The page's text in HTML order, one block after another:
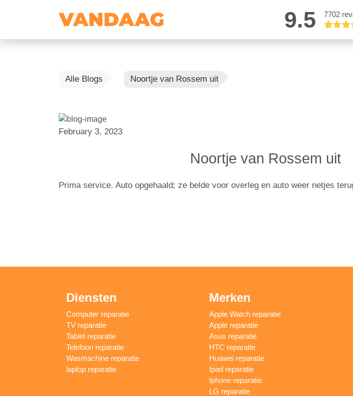
9.5 7702
Alle Blogs Noortje van Rossem uit
February 3, 2023
Noortje van Rossem uit
Prima service. Auto opgehaald; ze belde voor overleg en auto weer netjes
Diensten
Computer reparatie
TV reparatie
Tablet reparatie
Telefoon reparatie
Wasmachine reparatie
laptop reparatie
Merken
Apple Watch reparatie
Apple reparatie
Asus reparatie
HTC reparatie
Huawei reparatie
Ipad reparatie
Iphone reparatie
LG reparatie